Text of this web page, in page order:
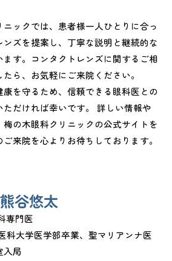
ックでは、患者様一人ひとりに合っ
ズを提案し、丁寧な説明と継続的な
す。コンタクトレンズに関するご相
ら、お気軽にご来院ください。
を守るため、信頼できる眼科医との
だければ幸いです。 詳しい情報や
の木眼科クリニックの公式サイトを
来院を心よりお待ちしております。
谷悠太
専門医
科大学医学部卒業、聖マリアンナ医
入局